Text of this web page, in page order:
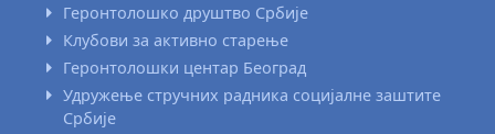
Геронтолошко друштво Србије
Клубови за активно старење
Геронтолошки центар Београд
Удружење стручних радника социјалне заштите
Србије